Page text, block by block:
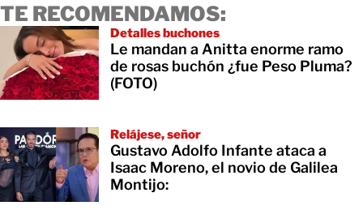
TE RECOMENDAMOS:
Detalles buchones
Le mandan a Anitta enorme ramo
de rosas buchón ¿fue Peso Pluma?
(FOTO)
Relájese, señor
Gustavo Adolfo Infante ataca a
Isaac Moreno, el novio de Galilea
Montijo: